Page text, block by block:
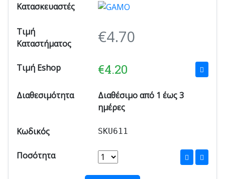
Κατασκευαστές
Τιμή
Καταστήματος
€4.70
Τιμή Eshop €4.20
Διαθεσιμότητα
Διαθέσιμο από 1 έως 3
ημέρες
Κωδικός SKU611
Ποσότητα